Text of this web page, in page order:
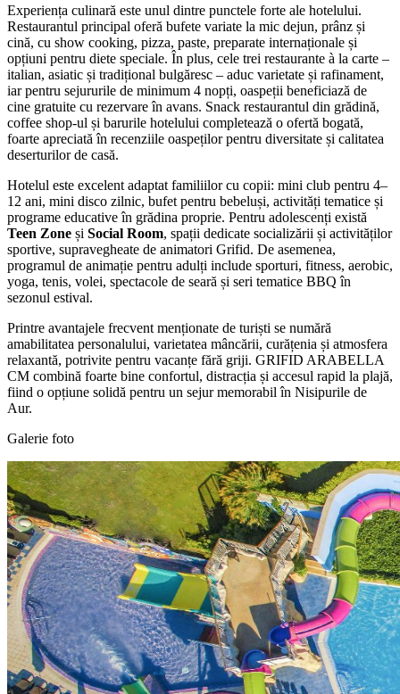
Experiența culinară este unul dintre punctele forte ale hotelului.
Restaurantul principal oferă bufete variate la mic dejun, prânz și
cină, cu show cooking, pizza, paste, preparate internaționale și
opțiuni pentru diete speciale. În plus, cele trei restaurante à la carte –
italian, asiatic și tradițional bulgăresc – aduc varietate și rafinament,
iar pentru sejururile de minimum 4 nopți, oaspeții beneficiază de
cine gratuite cu rezervare în avans. Snack restaurantul din grădină,
coffee shop-ul și barurile hotelului completează o ofertă bogată,
foarte apreciată în recenziile oaspeților pentru diversitate și calitatea
deserturilor de casă.
Hotelul este excelent adaptat familiilor cu copii: mini club pentru 4–
12 ani, mini disco zilnic, bufet pentru bebeluși, activități tematice și
programe educative în grădina proprie. Pentru adolescenți există
Teen Zone și Social Room, spații dedicate socializării și activităților
sportive, supravegheate de animatori Grifid. De asemenea,
programul de animație pentru adulți include sporturi, fitness, aerobic,
yoga, tenis, volei, spectacole de seară și seri tematice BBQ în
sezonul estival.
Printre avantajele frecvent menționate de turiști se numără
amabilitatea personalului, varietatea mâncării, curățenia și atmosfera
relaxantă, potrivite pentru vacanțe fără griji. GRIFID ARABELLA
CM combină foarte bine confortul, distracția și accesul rapid la plajă,
fiind o opțiune solidă pentru un sejur memorabil în Nisipurile de
Aur.
Galerie foto